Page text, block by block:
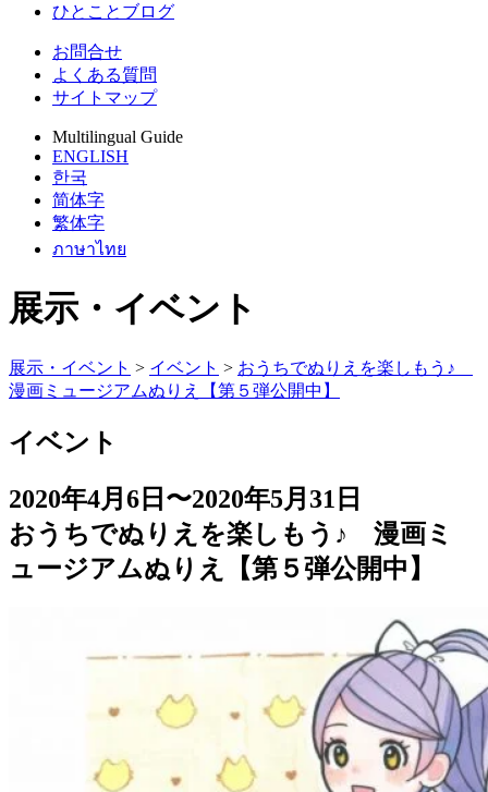
ひとことブログ
お問合せ
よくある質問
サイトマップ
Multilingual Guide
ENGLISH
한국
简体字
繁体字
ภาษาไทย
展示・イベント
展示・イベント > イベント > おうちでぬりえを楽しもう♪
漫画ミュージアムぬりえ【第５弾公開中】
イベント
2020年4月6日〜2020年5月31日
おうちでぬりえを楽しもう♪ 漫画ミ
ュージアムぬりえ【第５弾公開中】